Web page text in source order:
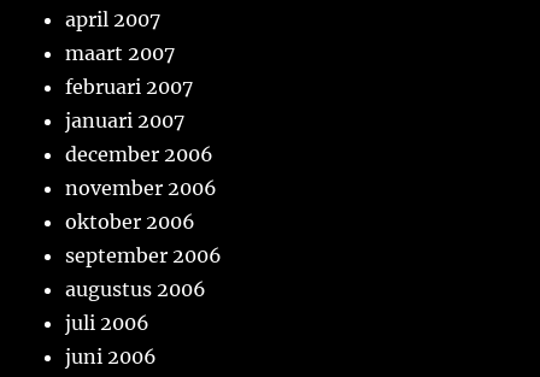
april 2007
maart 2007
februari 2007
januari 2007
december 2006
november 2006
oktober 2006
september 2006
augustus 2006
juli 2006
juni 2006